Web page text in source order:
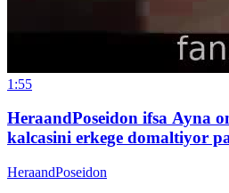
1:55
HeraandPoseidon ifsa Ayna
kalcasini erkege domaltiyor
HeraandPoseidon